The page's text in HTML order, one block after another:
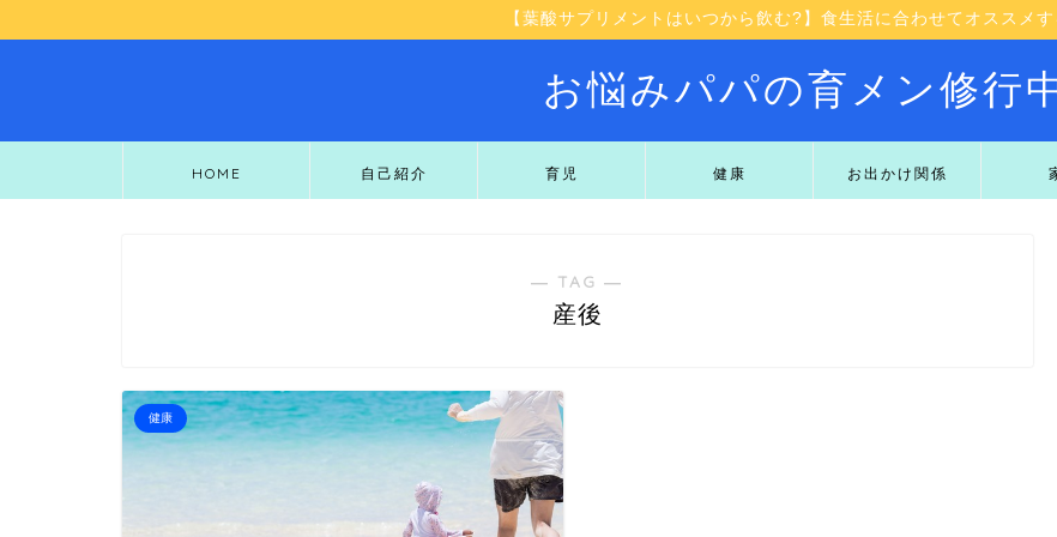
【葉酸サプリメントはいつから飲む?】食生活に合わせてオススメ
お悩みパパの育メン修行
HOME 自己紹介 育児 健康 お出かけ関係
― TAG ―
産後
健康